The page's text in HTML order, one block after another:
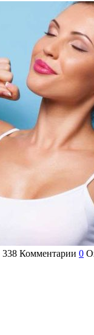
338 Комментарии 0